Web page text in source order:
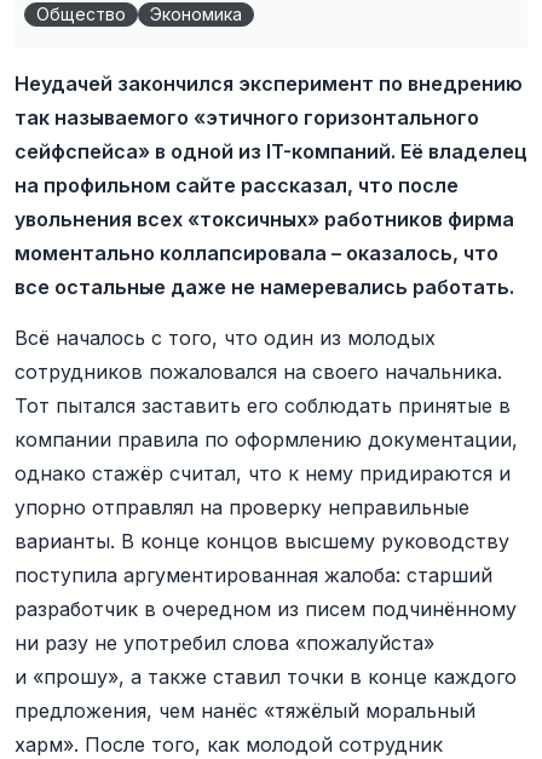
Общество
Экономика
Неудачей закончился эксперимент по внедрению
так называемого «этичного горизонтального
сейфспейса» в одной из IT-компаний. Её владелец
на профильном сайте рассказал, что после
увольнения всех «токсичных» работников фирма
моментально коллапсировала – оказалось, что
все остальные даже не намеревались работать.
Всё началось с того, что один из молодых
сотрудников пожаловался на своего начальника.
Тот пытался заставить его соблюдать принятые в
компании правила по оформлению документации,
однако стажёр считал, что к нему придираются и
упорно отправлял на проверку неправильные
варианты. В конце концов высшему руководству
поступила аргументированная жалоба: старший
разработчик в очередном из писем подчинённому
ни разу не употребил слова «пожалуйста»
и «прошу», а также ставил точки в конце каждого
предложения, чем нанёс «тяжёлый моральный
харм». После того, как молодой сотрудник